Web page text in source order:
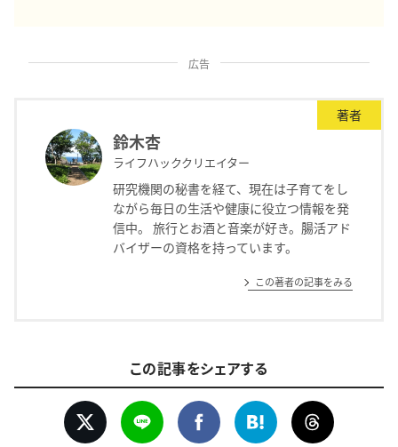
広告
著者
鈴木杏
ライフハッククリエイター
研究機関の秘書を経て、現在は子育てをし
ながら毎日の生活や健康に役立つ情報を発
信中。 旅行とお酒と音楽が好き。腸活アド
バイザーの資格を持っています。
この著者の記事をみる
この記事をシェアする